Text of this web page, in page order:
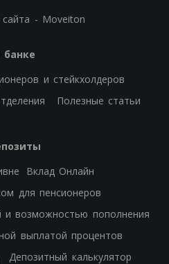
сайта - Moveiton
банке
и стейкхолдеров
Полезные статьи
Вклад Онлайн
для пенсионеров
и возможностью пополнения
выплатой процентов
Депозитный калькулятор